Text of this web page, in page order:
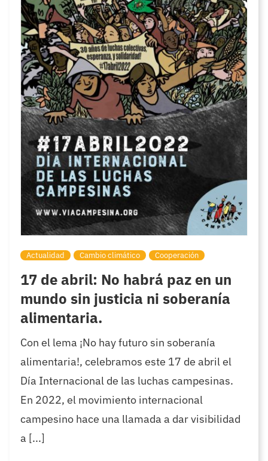
Actualidad Cambio climático Cooperación
17 de abril: No habrá paz en un
mundo sin justicia ni soberanía
alimentaria.
Con el lema ¡No hay futuro sin soberanía
alimentaria!, celebramos este 17 de abril el
Día Internacional de las luchas campesinas.
En 2022, el movimiento internacional
campesino hace una llamada a dar visibilidad
a [...]